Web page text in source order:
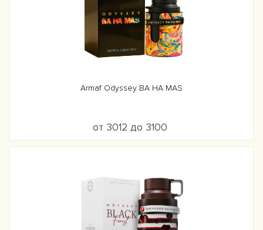
Armaf Odyssey BA HA MAS
от 3012 до 3100